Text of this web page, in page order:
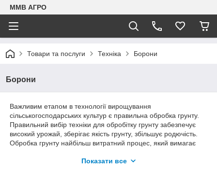
ММВ АГРО
Товари та послуги Техніка Борони
Борони
Важливим етапом в технології вирощування
сільськогосподарських культур є правильна обробка грунту.
Правильний вибір техніки для обробітку грунту забезпечує
високий урожай, зберігає якість грунту, збільшує родючість.
Обробка грунту найбільш витратний процес, який вимагає
енергозбереження є мінімізація обробітку грунту, що
Показати все